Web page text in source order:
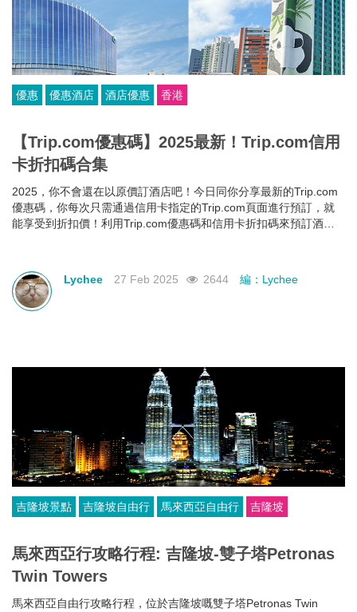
優惠 優惠酒店 酒店優惠 香港
【Trip.com優惠碼】2025最新！Trip.com信用
卡折扣碼合集
2025，你不會還在以原價訂酒店吧！今日同你分享最新的Trip.com
優惠碼，你每次只需通過信用卡指定的Trip.com頁面進行預訂，就
能享受到折扣價！利用Trip.com優惠碼和信用卡折扣碼來預訂酒
Lychee 27 Feb 2025 2644 編：Lychee
吉隆坡景點 吉隆坡自由行 馬來西亞自由行 吉隆坡
馬來西亞行攻略行程: 吉隆坡-雙子塔Petronas
Twin Towers
馬來西亞自由行攻略行程，位於吉隆坡嘅雙子塔Petronas Twin